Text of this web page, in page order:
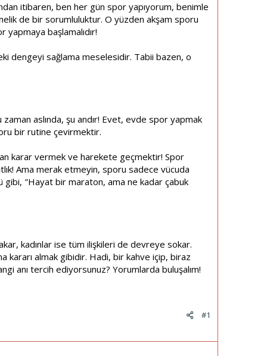
itibaren, ben her gün spor yapıyorum, benimle
de bir sorumluluktur. O yüzden akşam sporu
başlamalıdır!
dengeyi sağlama meselesidir. Tabii bazen, o
aslında, şu andır! Evet, evde spor yapmak
bir rutine çevirmektir.
karar vermek ve harekete geçmektir! Spor
Ama merak etmeyin, sporu sadece vücuda
gibi, "Hayat bir maraton, ama ne kadar çabuk
kadınlar ise tüm ilişkileri de devreye sokar.
kararı almak gibidir. Hadi, bir kahve içip, biraz
anı tercih ediyorsunuz? Yorumlarda buluşalım!
#1